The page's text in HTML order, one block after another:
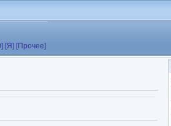
[Я] [Прочее]